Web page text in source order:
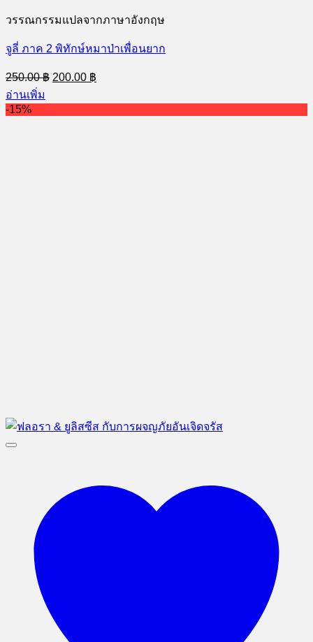
วรรณกรรมแปลจากภาษาอังกฤษ
จูลี่ ภาค 2 พิทักษ์หมาป่าเพื่อนยาก
250.00฿ Original
price
250.00 ฿.
200.00 ฿
price
200.00 ฿.
อ่านเพิ่ม
-15%